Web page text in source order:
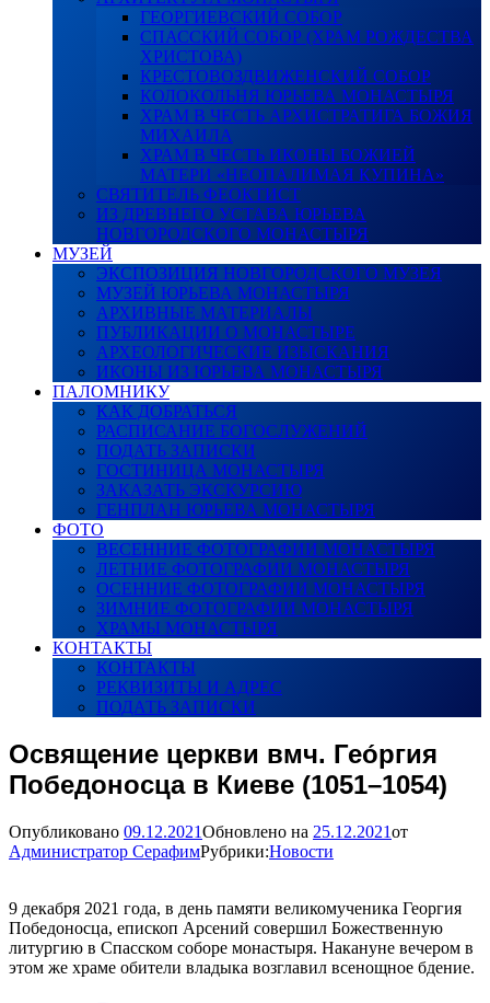
ГЕОРГИЕВСКИЙ СОБОР
СПАССКИЙ СОБОР (ХРАМ РОЖДЕСТВА
ХРИСТОВА)
КРЕСТОВОЗДВИЖЕНСКИЙ СОБОР
КОЛОКОЛЬНЯ ЮРЬЕВА МОНАСТЫРЯ
ХРАМ В ЧЕСТЬ АРХИСТРАТИГА БОЖИЯ
МИХАИЛА
ХРАМ В ЧЕСТЬ ИКОНЫ БОЖИЕЙ
МАТЕРИ «НЕОПАЛИМАЯ КУПИНА»
СВЯТИТЕЛЬ ФЕОКТИСТ
ИЗ ДРЕВНЕГО УСТАВА ЮРЬЕВА
НОВГОРОДСКОГО МОНАСТЫРЯ
МУЗЕЙ
ЭКСПОЗИЦИЯ НОВГОРОДСКОГО МУЗЕЯ
МУЗЕЙ ЮРЬЕВА МОНАСТЫРЯ
АРХИВНЫЕ МАТЕРИАЛЫ
ПУБЛИКАЦИИ О МОНАСТЫРЕ
АРХЕОЛОГИЧЕСКИЕ ИЗЫСКАНИЯ
ИКОНЫ ИЗ ЮРЬЕВА МОНАСТЫРЯ
ПАЛОМНИКУ
КАК ДОБРАТЬСЯ
РАСПИСАНИЕ БОГОСЛУЖЕНИЙ
ПОДАТЬ ЗАПИСКИ
ГОСТИНИЦА МОНАСТЫРЯ
ЗАКАЗАТЬ ЭКСКУРСИЮ
ГЕНПЛАН ЮРЬЕВА МОНАСТЫРЯ
ФОТО
ВЕСЕННИЕ ФОТОГРАФИИ МОНАСТЫРЯ
ЛЕТНИЕ ФОТОГРАФИИ МОНАСТЫРЯ
ОСЕННИЕ ФОТОГРАФИИ МОНАСТЫРЯ
ЗИМНИЕ ФОТОГРАФИИ МОНАСТЫРЯ
ХРАМЫ МОНАСТЫРЯ
КОНТАКТЫ
КОНТАКТЫ
РЕКВИЗИТЫ И АДРЕС
ПОДАТЬ ЗАПИСКИ
Освящение церкви вмч. Гео́ргия
Победоносца в Киеве (1051–1054)
Опубликовано 09.12.2021Обновлено на 25.12.2021от
Администратор СерафимРубрики:Новости
9 декабря 2021 года, в день памяти великомученика Георгия
Победоносца, епископ Арсений совершил Божественную
литургию в Спасском соборе монастыря. Накануне вечером в
этом же храме обители владыка возглавил всенощное бдение.